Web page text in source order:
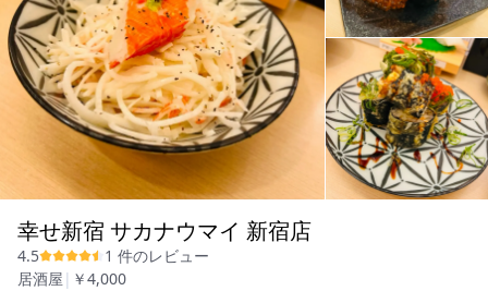
幸せ新宿 サカナウマイ 新宿店
4.5
1 件のレビュー
居酒屋 | ￥4,000